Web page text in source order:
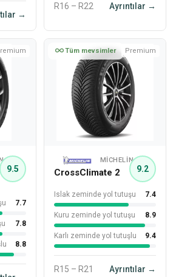
→
R16 – R22 Ayrıntılar →
9.5
7.7
7.8
8.8
Tüm mevsimler Premium
MICHELIN
CrossClimate 2 9.2
Islak zeminde yol tutuşu 7.4
Kuru zeminde yol tutuşu 8.9
Karlı zeminde yol tutuşlu 9.4
R15 – R21 Ayrıntılar →